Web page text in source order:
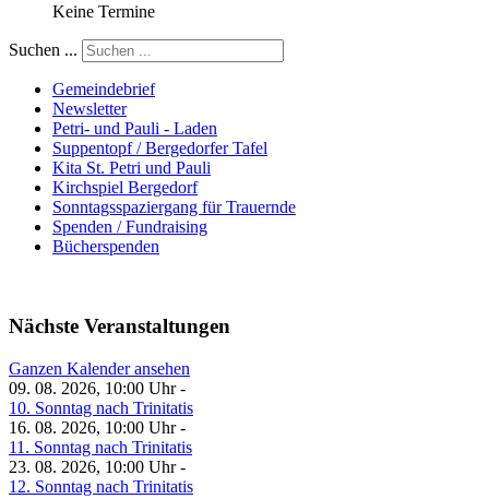
Keine Termine
Suchen ...
Gemeindebrief
Newsletter
Petri- und Pauli - Laden
Suppentopf / Bergedorfer Tafel
Kita St. Petri und Pauli
Kirchspiel Bergedorf
Sonntagsspaziergang für Trauernde
Spenden / Fundraising
Bücherspenden
Nächste Veranstaltungen
Ganzen Kalender ansehen
09. 08. 2026, 10:00 Uhr -
10. Sonntag nach Trinitatis
16. 08. 2026, 10:00 Uhr -
11. Sonntag nach Trinitatis
23. 08. 2026, 10:00 Uhr -
12. Sonntag nach Trinitatis